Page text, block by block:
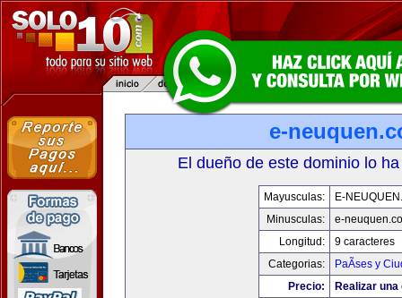
e-
El dueño de este dominio lo
Mayusculas:
E-
Minusculas:
e-
Longitud:
9 caracteres
Categorias:
PaÃ­ses y
Precio:
Realizar